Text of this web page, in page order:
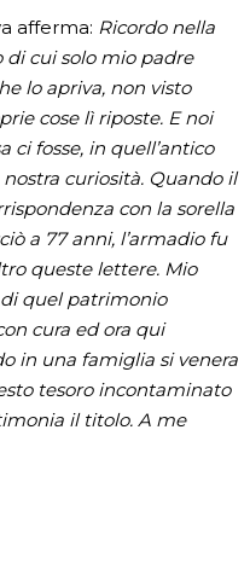
afferma: Ricordo nella
di cui solo mio padre
lo apriva, non visto
cose lì riposte. E noi
ci fosse, in quell’antico
curiosità. Quando il
con la sorella
a 77 anni, l’armadio fu
queste lettere. Mio
quel patrimonio
cura ed ora qui
in una famiglia si venera
tesoro incontaminato
il titolo. A me